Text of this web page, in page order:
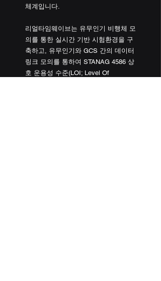
체계입니다.
리얼타임웨이브는 유무인기 비행체 모
의를 통한 실시간 기반 시험환경을 구
축하고, 유무인기와 GCS 간의 데이터
링크 모의를 통하여 STANAG 4586 상
호 운용성 수준(LOI; Level Of